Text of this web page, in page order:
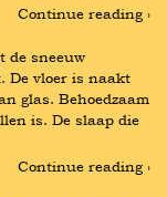
Continue reading ›
de sneeuw
De vloer is naakt
glas. Behoedzaam
is. De slaap die
Continue reading ›